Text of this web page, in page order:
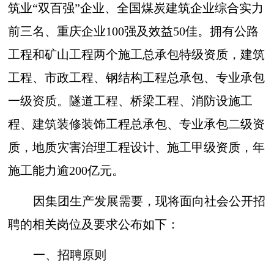
筑业“双百强”企业、全国煤炭建筑企业综合实力
前三名、重庆企业100强及效益50佳。拥有公路
工程和矿山工程两个施工总承包特级资质，建筑
工程、市政工程、钢结构工程总承包、专业承包
一级资质。隧道工程、桥梁工程、消防设施工
程、建筑装修装饰工程总承包、专业承包二级资
质，地质灾害治理工程设计、施工甲级资质，年
施工能力逾200亿元。
因集团生产发展需要，现将面向社会公开招
聘的相关岗位及要求公布如下：
一、招聘原则